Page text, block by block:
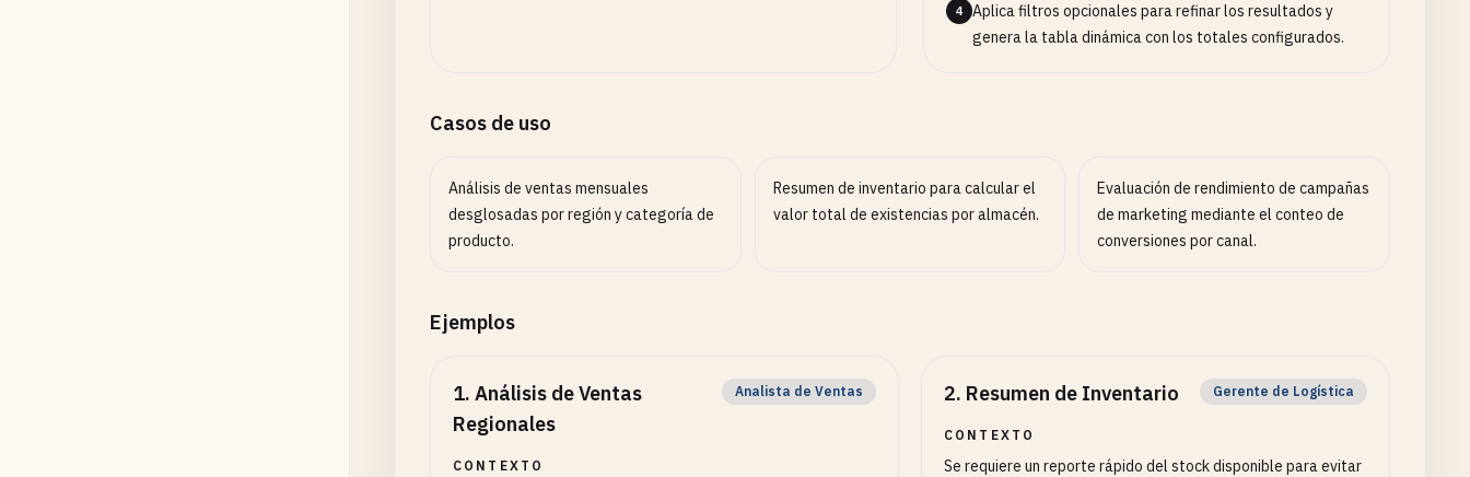
4
Aplica filtros opcionales para refinar los resultados y
genera la tabla dinámica con los totales configurados.
Casos de uso
Análisis de ventas mensuales
desglosadas por región y categoría de
producto.
Resumen de inventario para calcular el
valor total de existencias por almacén.
Evaluación de rendimiento de campañas
de marketing mediante el conteo de
conversiones por canal.
Ejemplos
1. Análisis de Ventas
Regionales
Analista de Ventas
CONTEXTO
2. Resumen de Inventario Gerente de Logística
CONTEXTO
Se requiere un reporte rápido del stock disponible para evitar